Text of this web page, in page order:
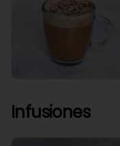
Infusiones